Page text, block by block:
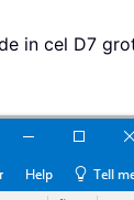
in cel D7